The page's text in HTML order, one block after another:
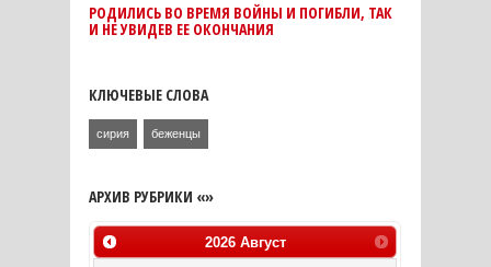
РОДИЛИСЬ ВО ВРЕМЯ ВОЙНЫ И ПОГИБЛИ, ТАК
И НЕ УВИДЕВ ЕЕ ОКОНЧАНИЯ
КЛЮЧЕВЫЕ СЛОВА
сирия беженцы
АРХИВ РУБРИКИ «»
2026 Август